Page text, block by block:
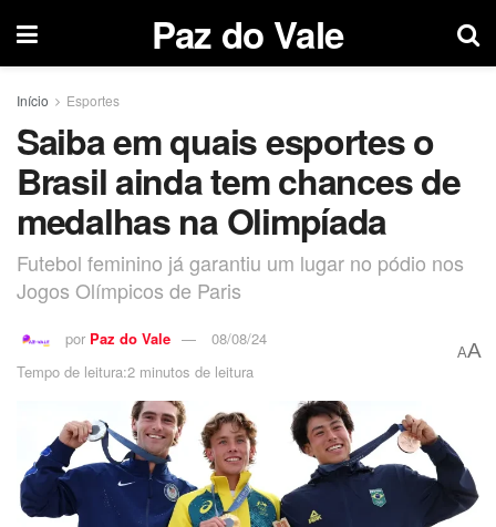
Paz do Vale
Início Esportes
Saiba em quais esportes o
Brasil ainda tem chances de
medalhas na Olimpíada
Futebol feminino já garantiu um lugar no pódio nos
Jogos Olímpicos de Paris
por Paz do Vale
08/08/24
Tempo de leitura:2 minutos de leitura
AA